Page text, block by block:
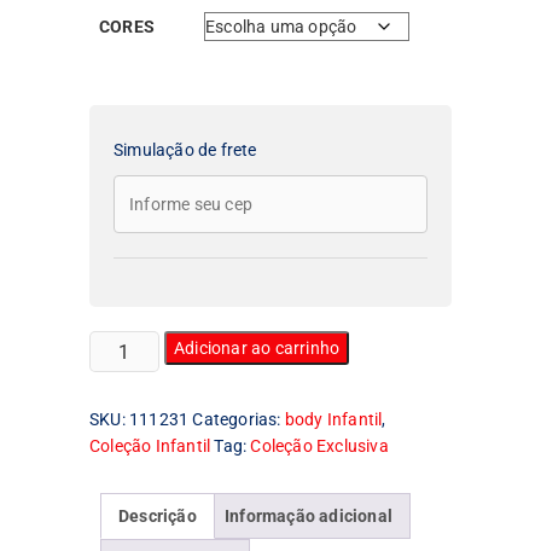
CORES
Simulação de frete
Body
Infantil
666
quantidade
Adicionar ao carrinho
SKU: 111231 Categorias: body Infantil,
Coleção Infantil Tag:Coleção Exclusiva
Descrição Informação adicional